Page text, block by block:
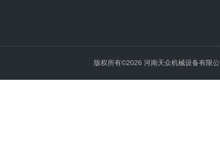
版权所有©2026 河南天众机械设备有限